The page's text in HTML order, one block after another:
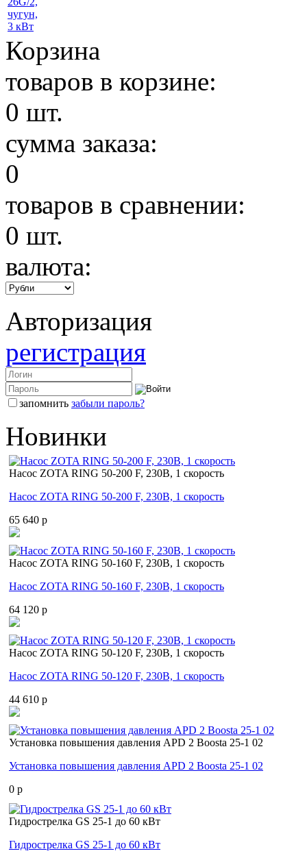
Корзина
товаров в корзине:
0 шт.
сумма заказа:
0
товаров в сравнении:
0 шт.
валюта:
Авторизация
регистрация
запомнить забыли пароль?
Новинки
Насос ZOTA RING 50-200 F, 230В, 1 скорость
Насос ZOTA RING 50-200 F, 230В, 1 скорость
65 640 p
Насос ZOTA RING 50-160 F, 230В, 1 скорость
Насос ZOTA RING 50-160 F, 230В, 1 скорость
64 120 p
Насос ZOTA RING 50-120 F, 230В, 1 скорость
Насос ZOTA RING 50-120 F, 230В, 1 скорость
44 610 p
Установка повышения давления APD 2 Boosta 25-1 02
Установка повышения давления APD 2 Boosta 25-1 02
0 p
Гидрострелка GS 25-1 до 60 кВт
Гидрострелка GS 25-1 до 60 кВт